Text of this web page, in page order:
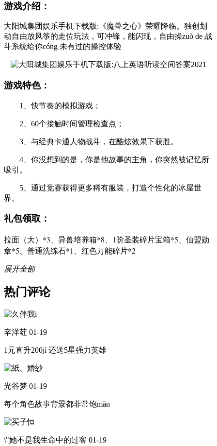
游戏介绍：
大阳城集团娱乐手机下载版:《魔兽之心》荣耀降临。独创划
动自由放风筝的走位玩法，可冲锋，能闪现，自由操zuò de 战
斗系统给你cóng 未有过的操控体验
游戏特色：
1、快节奏的模拟游戏；
2、60个接触时间管理检查点；
3、与经典卡通人物战斗，在酷炫效果下获胜。
4、你没想到的是，你是他故事的主角，你突然被记忆所
吸引。
5、通过竞赛获得更多稀有服装，打造个性化的冰屋世
界。
礼包领取：
拉面（大）*3、异兽培养箱*8、1阶圣装碎片宝箱*5、仙盟勋
章*5、普通洗练石*1、红色万能碎片*2
展开全部
热门评论
辛洋荭 01-19
1元直升200jí 还送5星强力英雄
光谷梦 01-19
每个角色故事背景都非常饱mǎn
\"她不是我生命中的过客 01-19